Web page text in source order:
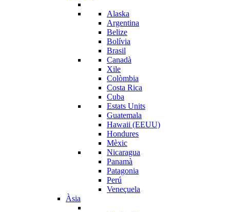
Alaska
Argentina
Belize
Bolívia
Brasil
Canadà
Xile
Colòmbia
Costa Rica
Cuba
Estats Units
Guatemala
Hawaii (EEUU)
Hondures
Mèxic
Nicaragua
Panamà
Patagonia
Perú
Veneçuela
Àsia